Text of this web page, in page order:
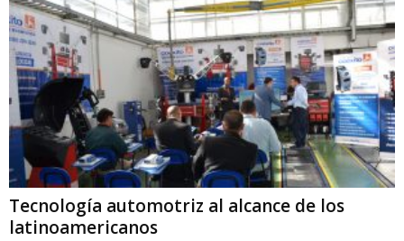
Tecnología automotriz al alcance de los
latinoamericanos